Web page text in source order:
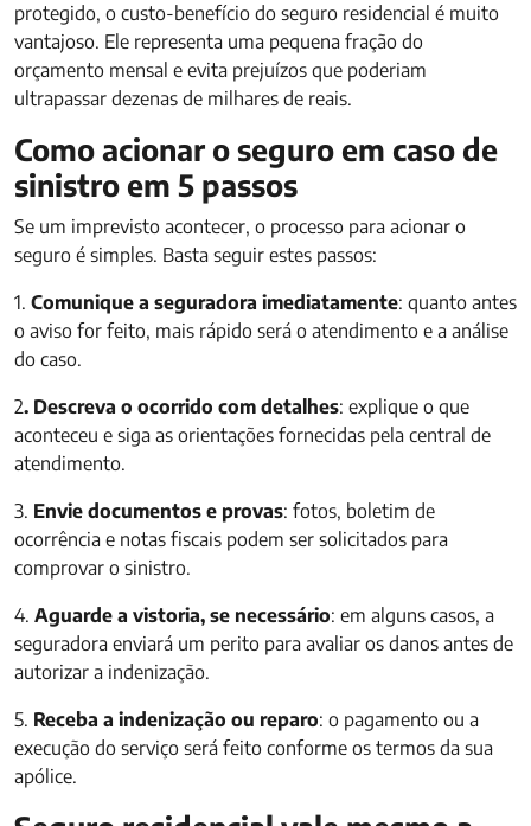
protegido, o custo-benefício do seguro residencial é muito
vantajoso. Ele representa uma pequena fração do
orçamento mensal e evita prejuízos que poderiam
ultrapassar dezenas de milhares de reais.
Como acionar o seguro em caso de
sinistro em 5 passos
Se um imprevisto acontecer, o processo para acionar o
seguro é simples. Basta seguir estes passos:
1. Comunique a seguradora imediatamente: quanto antes
o aviso for feito, mais rápido será o atendimento e a análise
do caso.
2. Descreva o ocorrido com detalhes: explique o que
aconteceu e siga as orientações fornecidas pela central de
atendimento.
3. Envie documentos e provas: fotos, boletim de
ocorrência e notas fiscais podem ser solicitados para
comprovar o sinistro.
4. Aguarde a vistoria, se necessário: em alguns casos, a
seguradora enviará um perito para avaliar os danos antes de
autorizar a indenização.
5. Receba a indenização ou reparo: o pagamento ou a
execução do serviço será feito conforme os termos da sua
apólice.